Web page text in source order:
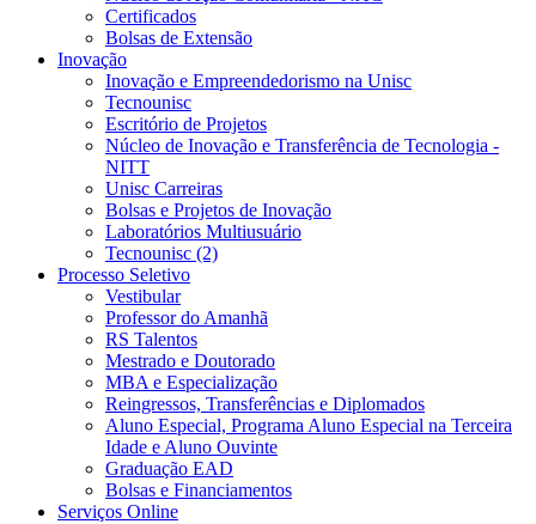
Certificados
Bolsas de Extensão
Inovação
Inovação e Empreendedorismo na Unisc
Tecnounisc
Escritório de Projetos
Núcleo de Inovação e Transferência de Tecnologia -
NITT
Unisc Carreiras
Bolsas e Projetos de Inovação
Laboratórios Multiusuário
Tecnounisc (2)
Processo Seletivo
Vestibular
Professor do Amanhã
RS Talentos
Mestrado e Doutorado
MBA e Especialização
Reingressos, Transferências e Diplomados
Aluno Especial, Programa Aluno Especial na Terceira
Idade e Aluno Ouvinte
Graduação EAD
Bolsas e Financiamentos
Serviços Online